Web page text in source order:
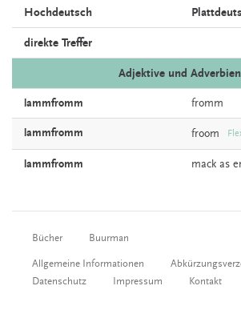
Hochdeutsch
direkte Treffer
Adjektive und Adverbien
lammfromm fromm
lammfromm froom
lammfromm mack as
Bücher Buurman
Allgemeine Informationen
Datenschutz
Impressum Kontakt